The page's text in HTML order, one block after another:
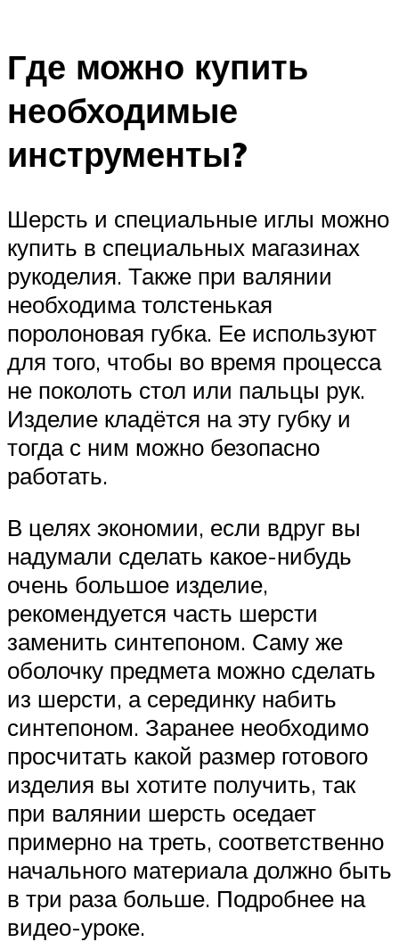
Где можно купить
необходимые
инструменты?
Шерсть и специальные иглы можно
купить в специальных магазинах
рукоделия. Также при валянии
необходима толстенькая
поролоновая губка. Ее используют
для того, чтобы во время процесса
не поколоть стол или пальцы рук.
Изделие кладётся на эту губку и
тогда с ним можно безопасно
работать.
В целях экономии, если вдруг вы
надумали сделать какое-нибудь
очень большое изделие,
рекомендуется часть шерсти
заменить синтепоном. Саму же
оболочку предмета можно сделать
из шерсти, а серединку набить
синтепоном. Заранее необходимо
просчитать какой размер готового
изделия вы хотите получить, так
при валянии шерсть оседает
примерно на треть, соответственно
начального материала должно быть
в три раза больше. Подробнее на
видео-уроке.